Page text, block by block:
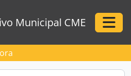
Municipal CME